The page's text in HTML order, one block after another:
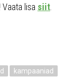
lisa siit
kampaaniad